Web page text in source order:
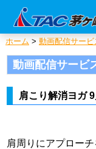
ホーム > 動画配信サービ
動画配信サービ
肩こり解消ヨガ 9
肩周りにアプロー